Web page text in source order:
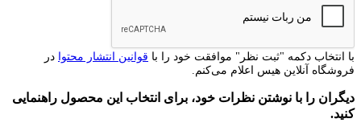
با انتخاب دکمه "ثبت نظر" موافقت خود را با قوانین انتشار محتوا در
فروشگاه آنلاین هیس اعلام می‌کنم.
دیگران را با نوشتن نظرات خود، برای انتخاب این محصول راهنمایی
کنید.